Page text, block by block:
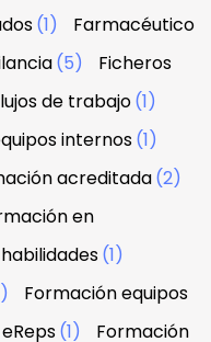
(1)
Farmacéutico
(5)
Ficheros
de trabajo(1)
internos(1)
acreditada(2)
en
(1)
Formación equipos
(1)
Formación